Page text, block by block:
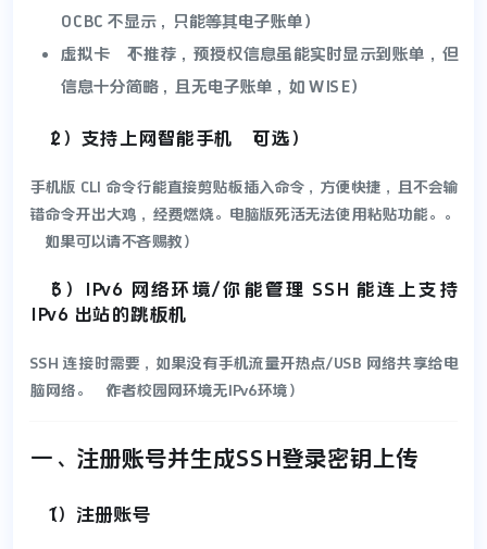
OCBC 不显示，只能等其电子账单）
虚拟卡（不推荐，预授权信息虽能实时显示到账单，但
信息十分简略，且无电子账单，如 WISE）
（2）支持上网智能手机（可选）
手机版 CLI 命令行能直接剪贴板插入命令，方便快捷，且不会输
错命令开出大鸡，经费燃烧。电脑版死活无法使用粘贴功能。。
（如果可以请不吝赐教）
（3）IPv6 网络环境/你能管理 SSH 能连上支持
IPv6 出站的跳板机
SSH 连接时需要，如果没有手机流量开热点/USB 网络共享给电
脑网络。（作者校园网环境无IPv6环境）
一、注册账号并生成SSH登录密钥上传
（1）注册账号